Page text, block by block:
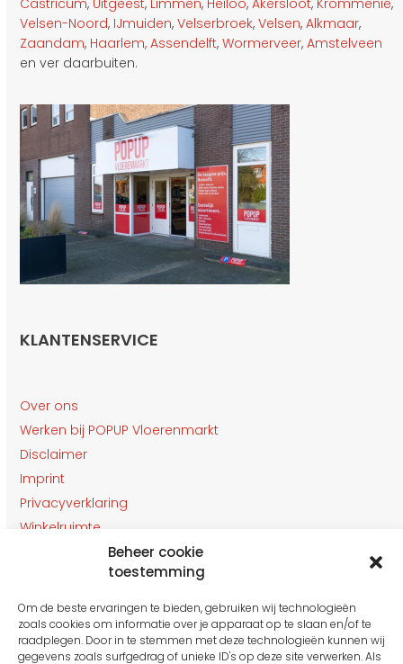
Beheer cookie
toestemming
Om de beste ervaringen te bieden, gebruiken wij technologieën
zoals cookies om informatie over je apparaat op te slaan en/of te
raadplegen. Door in te stemmen met deze technologieën kunnen wij
gegevens zoals surfgedrag of unieke ID's op deze site verwerken. Als
Velsen-Noord, IJmuiden,Velserbroek,Velsen,Alkmaar,
Zaandam, Haarlem, Assendelft,Wormerveer,Amstelveen
en ver daarbuiten.
KLANTENSERVICE
Over ons
Werken bij POPUP Vloerenmarkt
Disclaimer
Imprint
Privacyverklaring
Winkelruimte
Klantenservice
OPENINGSTIJDEN
Gesloten van 27 t/m 31 Juli